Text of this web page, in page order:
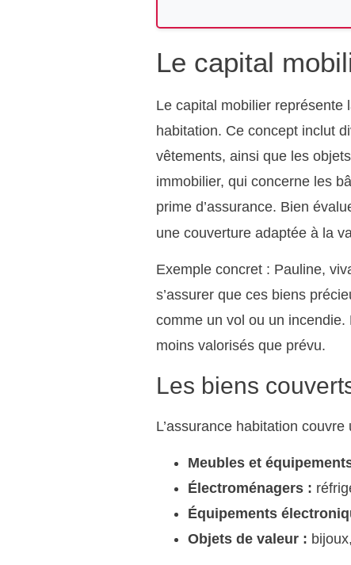
Le capital
Le capital mobilier représente
habitation. Ce concept inclut
vêtements, ainsi que les
immobilier, qui concerne les
prime d’assurance. Bien
une couverture adaptée à la
Exemple concret : Pauline,
s’assurer que ces biens
comme un vol ou un
moins valorisés que prévu.
Les biens
L’assurance habitation
Meubles et
Électroménagers :
Équipements
Objets de valeur :